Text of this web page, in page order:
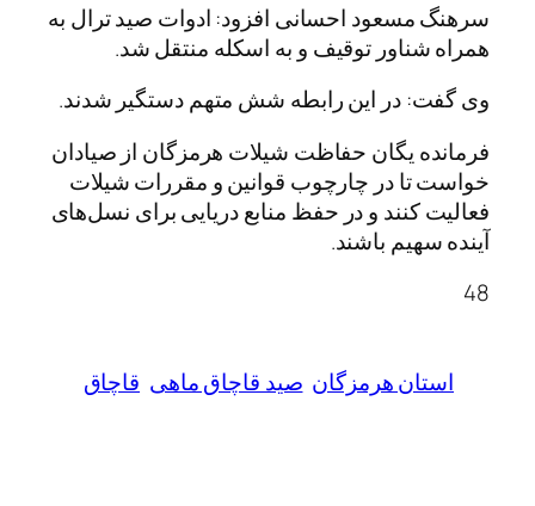
سرهنگ مسعود احسانی افزود: ادوات صید ترال به
همراه شناور توقیف و به اسکله منتقل شد.
وی گفت: در این رابطه شش متهم دستگیر شدند.
فرمانده یگان حفاظت شیلات هرمزگان از صیادان
خواست تا در چارچوب قوانین و مقررات شیلات
فعالیت کنند و در حفظ منابع دریایی برای نسل‌های
آینده سهیم باشند.
48
استان هرمزگان صید قاچاق ماهی قاچاق